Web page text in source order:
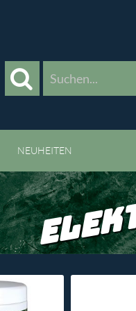
>
NEUHEITEN